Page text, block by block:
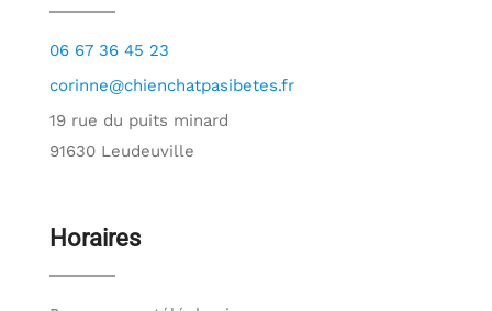
06 67 36 45 23
corinne@chienchatpasibetes.fr
19 rue du puits minard
91630 Leudeuville
Horaires